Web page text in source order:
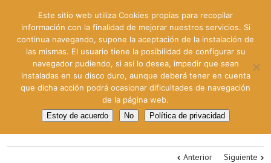
Anterior Siguiente
Este sitio web utiliza Cookies propias para recopilar
información con la finalidad de mejorar nuestros servicios. Si
continua navegando, supone la aceptación de la instalación de
las mismas. El usuario tiene la posibilidad de configurar su
navegador pudiendo, si así lo desea, impedir que sean
instaladas en su disco duro, aunque deberá tener en cuenta
que dicha acción podrá ocasionar dificultades de navegación
de la página web.
Estoy de acuerdo No Política de privacidad